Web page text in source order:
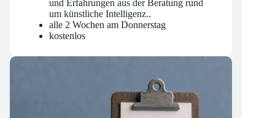
mit den neuesten Entwicklungen, Trends
und Erfahrungen aus der Beratung rund
um künstliche Intelligenz..
alle 2 Wochen am Donnerstag